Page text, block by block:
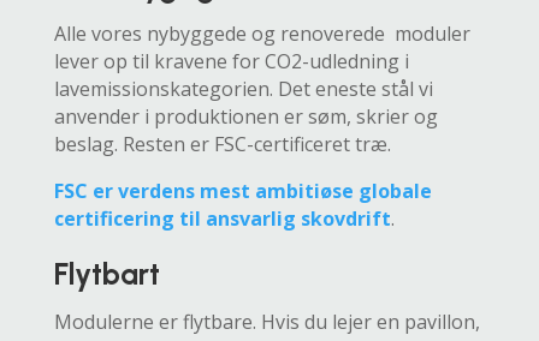
Alle vores nybyggede og renoverede moduler
lever op til kravene for CO2-udledning i
lavemissionskategorien. Det eneste stål vi
anvender i produktionen er søm, skrier og
beslag. Resten er FSC-certificeret træ.
FSC er verdens mest ambitiøse globale
certificering til ansvarlig skovdrift.
Flytbart
Modulerne er flytbare. Hvis du lejer en pavillon,